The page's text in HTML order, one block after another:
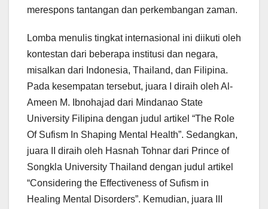
merespons tantangan dan perkembangan zaman.
Lomba menulis tingkat internasional ini diikuti oleh
kontestan dari beberapa institusi dan negara,
misalkan dari Indonesia, Thailand, dan Filipina.
Pada kesempatan tersebut, juara I diraih oleh Al-
Ameen M. Ibnohajad dari Mindanao State
University Filipina dengan judul artikel “The Role
Of Sufism In Shaping Mental Health”. Sedangkan,
juara II diraih oleh Hasnah Tohnar dari Prince of
Songkla University Thailand dengan judul artikel
“Considering the Effectiveness of Sufism in
Healing Mental Disorders”. Kemudian, juara III